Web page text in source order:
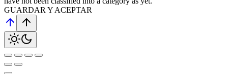
GUARDAR Y ACEPTAR